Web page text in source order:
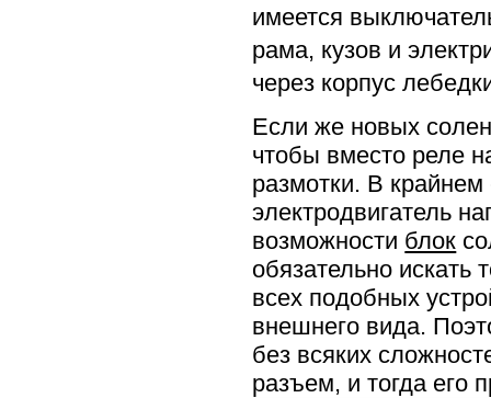
имеется
рама, кузов и
через корпус
Если же новых
чтобы вместо реле
размотки. В
электродвигатель
возможности блок
обязательно
всех подобных
внешнего вида.
без всяких
разъем, и тогда его